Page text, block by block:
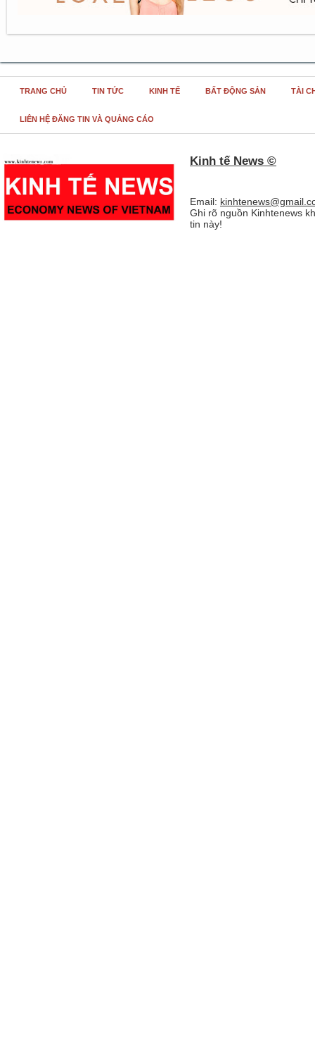
TRANG CHỦ TIN TỨC KINH TẾ BẤT ĐỘNG SẢN TÀI
LIÊN HỆ ĐĂNG TIN VÀ QUẢNG CÁO
Kinh tế News ©
Email:
Ghi rõ nguồn Kinhtenews
tin này!